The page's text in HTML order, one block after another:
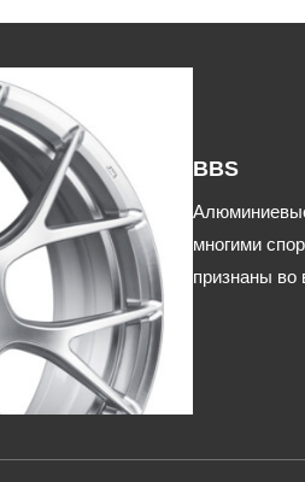
BBS
многими
признаны во